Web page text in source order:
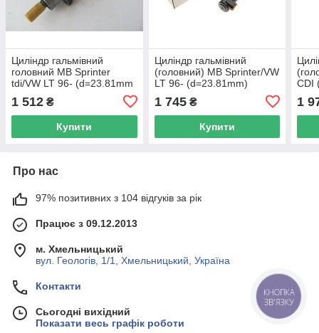
Циліндр гальмівний
головний MB Sprinter
tdi/VW LT 96- (d=23.81mm
AUTOMOTIVE —
02.35.286
1 512 ₴
Купити
Циліндр гальмівний
(головний) MB Sprinter/VW
LT 96- (d=23.81mm)
TRUCKTEC AUTOMOTIVE
02.35.286 UA62
1 745₴
Купити
CDI
1
Про нас
97% позитивних з 104 відгуків за рік
Працює з 09.12.2013
м. Хмельницький
вул. Геологів, 1/1, Хмельницький, Україна
Контакти
Сьогодні вихідний
Показати весь графік роботи
КНОПКА
ЗВ'ЯЗКУ